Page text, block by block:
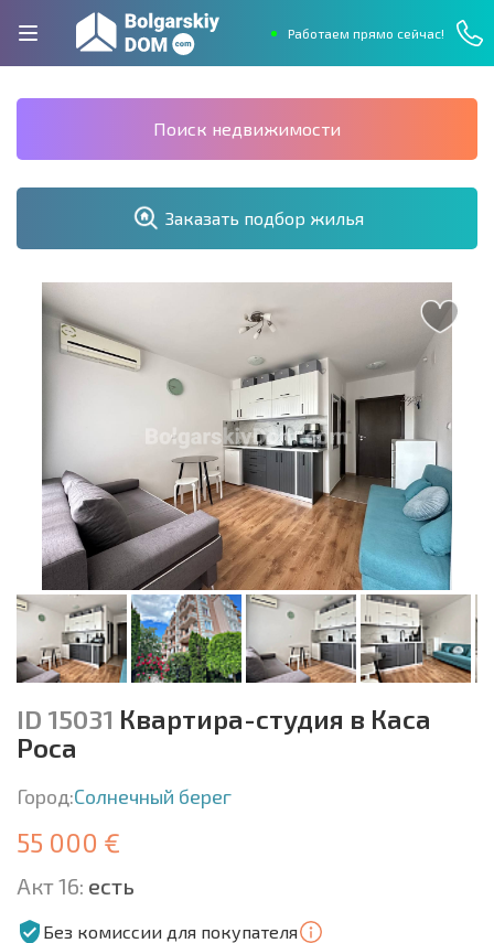
Работаем прямо сейчас!
Поиск недвижимости
Заказать подбор жилья
ID 15031 Квартира-студия в Каса
Роса
Город:Солнечный берег
55 000 €
Акт 16: есть
Без комиссии для покупателя